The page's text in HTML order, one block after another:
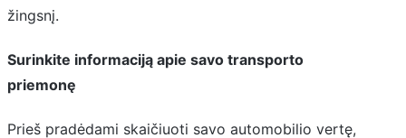
žingsnį.
Surinkite informaciją apie savo transporto
priemonę
Prieš pradėdami skaičiuoti savo automobilio vertę,